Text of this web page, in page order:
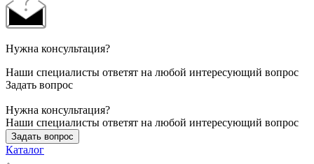
Нужна консультация?
Наши специалисты ответят на любой интересующий вопрос
Задать вопрос
Нужна консультация?
Наши специалисты ответят на любой интересующий вопрос
Задать вопрос
Каталог